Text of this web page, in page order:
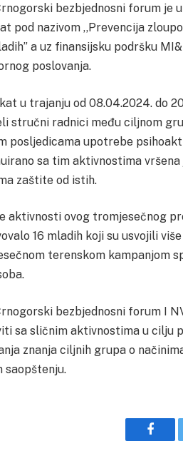
bezbjednosni forum je
pod nazivom ,,Prevencija
a uz finansijsku podršku
poslovanja.
u trajanju od 08.04.2024. do
stručni radnici među ciljnom
posljedicama upotrebe
sa tim aktivnostima
zaštite od istih.
aktivnosti ovog tromjesečnog
16 mladih koji su usvojili
terenskom kampanjom
bezbjednosni forum I
sa sličnim aktivnostima u cilju
znanja ciljnih grupa o
saopštenju.